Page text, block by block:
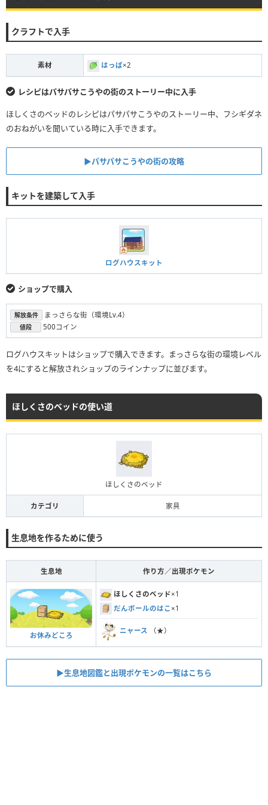
クラフトで入手
素材 はっぱ×2
レシピはパサパサこうやの街のストーリー中に入手
ほしくさのベッドのレシピはパサパサこうやのストーリー中、フシギダネ
のおねがいを聞いている時に入手できます。
▶︎パサパサこうやの街の攻略
キットを建築して入手
ログハウスキット
ショップで購入
解放条件 まっさらな街（環境Lv.4）
値段 500コイン
ログハウスキットはショップで購入できます。まっさらな街の環境レベル
を4にすると解放されショップのラインナップに並びます。
ほしくさのベッドの使い道
ほしくさのベッド
カテゴリ 家具
生息地を作るために使う
生息地 作り方／出現ポケモン
お休みどころ
ほしくさのベッド×1
だんボールのはこ ×1
ニャース （★）
▶︎生息地図鑑と出現ポケモンの一覧はこちら